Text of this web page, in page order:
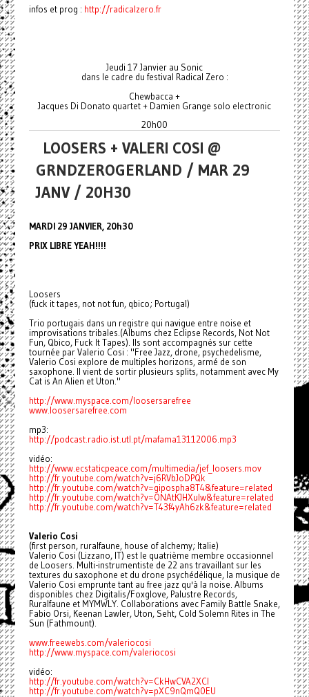
infos et prog : http://radicalzero.fr
Jeudi 17 Janvier au Sonic
dans le cadre du festival Radical Zero :
Chewbacca +
Jacques Di Donato quartet + Damien Grange solo electronic
20h00
LOOSERS + VALERI COSI @
GRNDZEROGERLAND / MAR 29
JANV / 20H30
MARDI 29 JANVIER, 20h30
PRIX LIBRE YEAH!!!!
Loosers
(fuck it tapes, not not fun, qbico; Portugal)
Trio portugais dans un registre qui navigue entre noise et
improvisations tribales.(Albums chez Eclipse Records, Not Not
Fun, Qbico, Fuck It Tapes). Ils sont accompagnés sur cette
tournée par Valerio Cosi : "Free Jazz, drone, psychedelisme,
Valerio Cosi explore de multiples horizons, armé de son
saxophone. Il vient de sortir plusieurs splits, notamment avec My
Cat is An Alien et Uton."
http://www.myspace.com/loosersarefree
www.loosersarefree.com
mp3:
http://podcast.radio.ist.utl.pt/mafama13112006.mp3
vidéo:
http://www.ecstaticpeace.com/multimedia/jef_loosers.mov
http://fr.youtube.com/watch?v=j6RVbJoDPQk
http://fr.youtube.com/watch?v=gipospha8T4&feature=related
http://fr.youtube.com/watch?v=ONAtKJHXulw&feature=related
http://fr.youtube.com/watch?v=T43f4yAh6zk&feature=related
Valerio Cosi
(first person, ruralfaune, house of alchemy; Italie)
Valerio Cosi (Lizzano, IT) est le quatrième membre occasionnel
de Loosers. Multi-instrumentiste de 22 ans travaillant sur les
textures du saxophone et du drone psychédélique, la musique de
Valerio Cosi emprunte tant au free jazz qu'à la noise. Albums
disponibles chez Digitalis/Foxglove, Palustre Records,
Ruralfaune et MYMWLY. Collaborations avec Family Battle Snake,
Fabio Orsi, Keenan Lawler, Uton, Seht, Cold Solemn Rites in The
Sun (Fathmount).
www.freewebs.com/valeriocosi
http://www.myspace.com/valeriocosi
vidéo:
http://fr.youtube.com/watch?v=CkHwCVA2XCI
http://fr.youtube.com/watch?v=pXC9nQmQ0EU